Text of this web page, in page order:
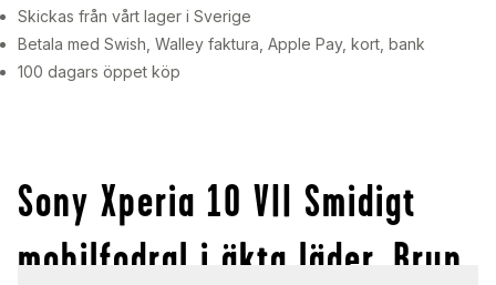
Skickas från vårt lager i Sverige
Betala med Swish, Walley faktura, Apple Pay, kort, bank
100 dagars öppet köp
Sony Xperia 10 VII Smidigt
mobilfodral i äkta läder, Brun